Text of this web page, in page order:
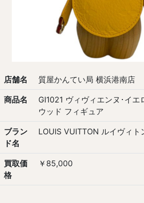
店舗名 質屋かんてい局 横浜港南店
商品名
GI1021 ヴィヴィエンヌ･イエ
ウッド フィギュア
ブラン
ド名
LOUIS VUITTON ルイヴィト
買取価
格
￥85,000